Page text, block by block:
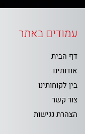
עמודים באתר
דף הבית
אודותינו
בין לקוחותינו
צור קשר
הצהרת נגישות